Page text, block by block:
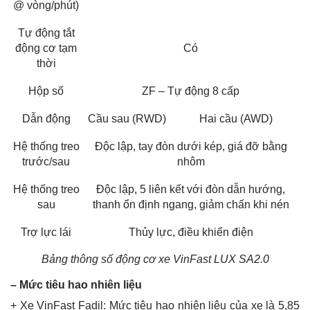
@ vòng/phút)
Tự động tắt
động cơ tạm
thời
Có
Hộp số ZF – Tự động 8 cấp
Dẫn động Cầu sau (RWD) Hai cầu (AWD)
Hệ thống treo
trước/sau
Độc lập, tay đòn dưới kép, giá đỡ bằng
nhôm
Hệ thống treo
sau
Độc lập, 5 liên kết với đòn dẫn hướng,
thanh ổn định ngang, giảm chấn khi nén
Trợ lực lái Thủy lực, điều khiển điện
Bảng thông số động cơ xe VinFast LUX SA2.0
– Mức tiêu hao nhiên liệu
+ Xe VinFast Fadil: Mức tiêu hao nhiên liệu của xe là 5,85